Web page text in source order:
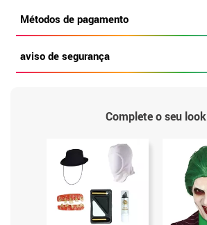
Métodos de pagamento
aviso de segurança
Complete o seu look